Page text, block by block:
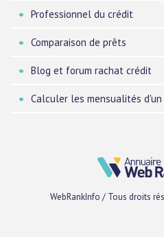
Professionnel du crédit
Comparaison de prêts
Blog et forum rachat crédit
Calculer les mensualités
WebRankInfo / Tous droits